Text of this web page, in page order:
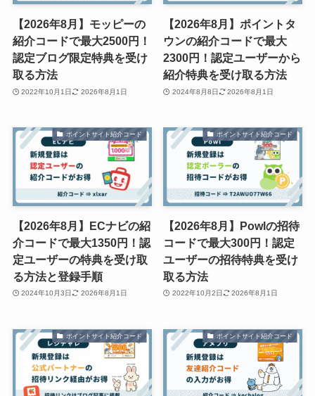
【2026年8月】モッピーの
紹介コードで最大2500円！
認定ブログ限定特典を受け
取る方法
2022年10月1日 2026年8月1日
【2026年8月】ポイントタ
ウンの紹介コードで最大
2300円！認定ユーザーから
紹介特典を受け取る方法
2024年8月8日 2026年8月1日
ポイントサイト紹介コード
【2026年8月】ECナビの紹
介コードで最大1350円！認
定ユーザーの特典を受け取
る方法と登録手順
2024年10月3日 2026年8月1日
ポイントサイト紹介コード
【2026年8月】Powlの招待
コードで最大300円！認定
ユーザーの招待特典を受け
取る方法
2022年10月2日 2026年8月1日
ポイントサイト紹介コード ポイントサイト紹介コード